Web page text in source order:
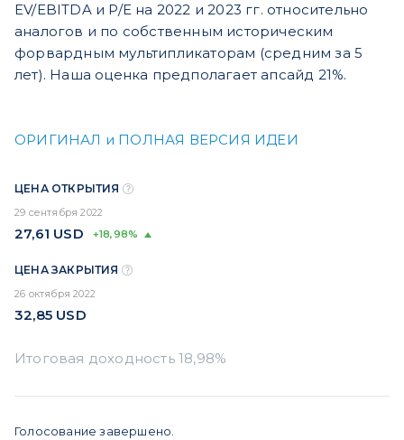
EV/EBITDA и P/E на 2022 и 2023 гг. относительно
аналогов и по собственным историческим
форвардным мультипликаторам (средним за 5
лет). Наша оценка предполагает апсайд 21%.
ОРИГИНАЛ и ПОЛНАЯ ВЕРСИЯ ИДЕИ
ЦЕНА ОТКРЫТИЯ
29 сентября 2022
27,61 USD +18,98%
ЦЕНА ЗАКРЫТИЯ
26 октября 2022
32,85 USD
Голосование завершено.